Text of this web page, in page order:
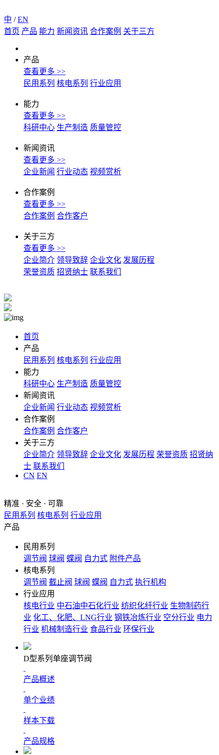
中 /EN
首页 产品 能力 新闻资讯 合作案例 关于三方
产品
查看更多 >>
民用系列 核电系列 行业应用
能力
查看更多 >>
科研中心 生产制造 质量管控
新闻资讯
查看更多 >>
企业新闻 行业动态 视频赏析
合作案例
查看更多 >>
合作案例 合作客户
关于三方
查看更多 >>
企业简介 领导致辞 企业文化 发展历程
荣誉资质 招贤纳士 联系我们
首页
产品
民用系列 核电系列 行业应用
能力
科研中心 生产制造 质量管控
新闻资讯
企业新闻 行业动态 视频赏析
合作案例
合作案例 合作客户
关于三方
企业简介 领导致辞 企业文化 发展历程 荣誉资质 招贤纳
士 联系我们
CN EN
精准 · 安全 · 可靠
民用系列 核电系列 行业应用
产品
民用系列
调节阀 球阀 蝶阀 自力式 附件产品
核电系列
调节阀 截止阀 球阀 蝶阀 自力式 执行机构
行业应用
核电行业 中石油中石化行业 纺织化纤行业 生物制药行
业 化工、化肥、LNG行业 钢铁冶炼行业 空分行业 电力
行业 机械制造行业 食品行业 环保行业
D型系列单座调节阀
产品概述
单个业绩
样本下载
产品规格